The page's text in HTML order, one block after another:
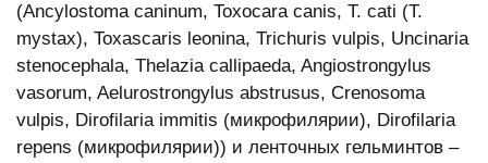
(Ancylostoma caninum, Toxocara canis, T. cati (T.
mystax), Toxascaris leonina, Trichuris vulpis, Uncinaria
stenocephala, Thelazia callipaeda, Angiostrongylus
vasorum, Aelurostrongylus abstrusus, Crenosoma
vulpis, Dirofilaria immitis (микрофилярии), Dirofilaria
repens (микрофилярии)) и ленточных гельминтов –